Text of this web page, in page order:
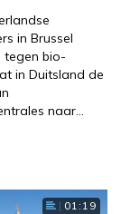
in Brussel
tegen bio-
in Duitsland de
naar…
01:19